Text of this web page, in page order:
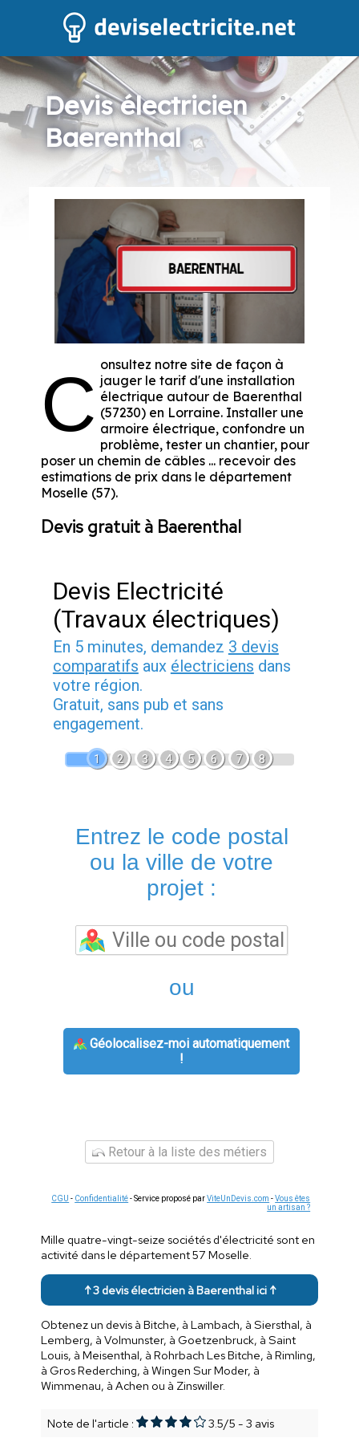
Devis électricien
Baerenthal
C onsultez notre site de façon à
jauger le tarif d'une installation
électrique autour de Baerenthal
(57230) en Lorraine. Installer une
armoire électrique, confondre un
problème, tester un chantier, pour
poser un chemin de câbles ... recevoir des
estimations de prix dans le département
Moselle (57).
Devis gratuit à Baerenthal
Devis Electricité
(Travaux électriques)
En 5 minutes, demandez 3 devis
comparatifs aux électriciens dans
votre région.
Gratuit, sans pub et sans
engagement.
1 2 3 4 5 6 7 8
Entrez le code postal
ou la ville de votre
projet :
ou
Géolocalisez-moi automatiquement
!
Retour à la liste des métiers
CGU - Confidentialité- Service proposé parViteUnDevis.com -Vous êtes
un artisan ?
Mille quatre-vingt-seize sociétés d'électricité sont en
activité dans le département 57 Moselle.
↑ 3 devis électricien à Baerenthal ici ↑
Obtenez un devis à Bitche, à Lambach, à Siersthal, à
Lemberg, à Volmunster, à Goetzenbruck, à Saint
Louis, à Meisenthal, à Rohrbach Les Bitche, à Rimling,
à Gros Rederching, à Wingen Sur Moder, à
Wimmenau, à Achen ou à Zinswiller.
Note de l'article : 3.5/5 - 3 avis